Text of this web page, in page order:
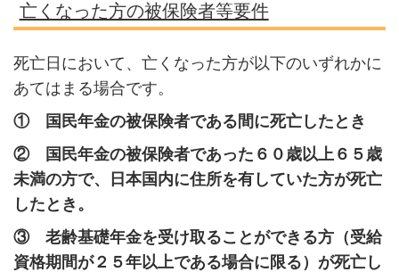
亡くなった方の被保険者等要件
死亡日において、亡くなった方が以下のいずれかに
あてはまる場合です。
① 国民年金の被保険者である間に死亡したとき
② 国民年金の被保険者であった６０歳以上６５歳
未満の方で、日本国内に住所を有していた方が死亡
したとき。
③ 老齢基礎年金を受け取ることができる方（受給
資格期間が２５年以上である場合に限る）が死亡し